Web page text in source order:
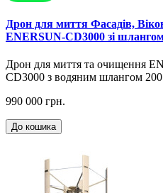
Дрон для миття Фасадів,
ENERSUN-CD3000 зі
Дрон для миття та очищення
CD3000 з водяним шлангом
990 000 грн.
До кошика